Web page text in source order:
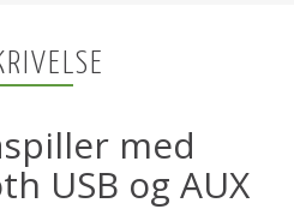
med
USB og AUX